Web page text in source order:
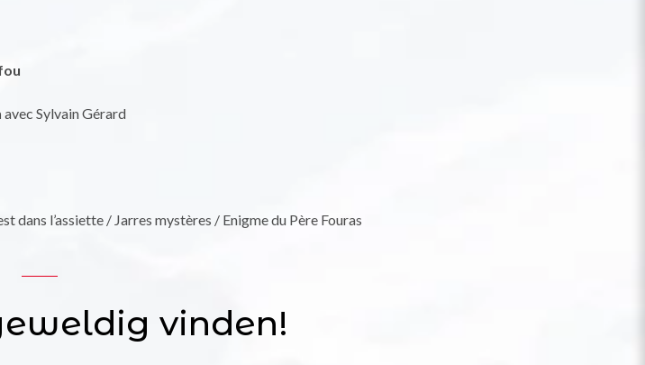
avec Sylvain Gérard
dans l’assiette / Jarres mystères / Enigme du Père Fouras
vinden!